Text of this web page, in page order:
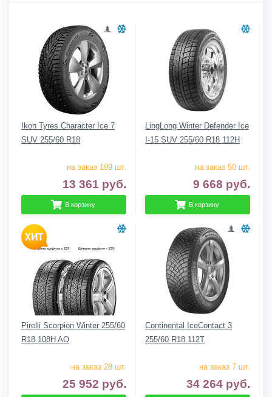
Ikon Tyres Character Ice 7
SUV 255/60 R18
на заказ 199 шт.
13 361 руб.
В корзину
LingLong Winter Defender Ice
I-15 SUV 255/60 R18 112H
на заказ 50 шт.
9 668 руб.
В корзину
Pirelli Scorpion Winter 255/60
R18 108H AO
на заказ 28 шт.
25 952 руб.
Continental IceContact 3
255/60 R18 112T
на заказ 7 шт.
34 264 руб.